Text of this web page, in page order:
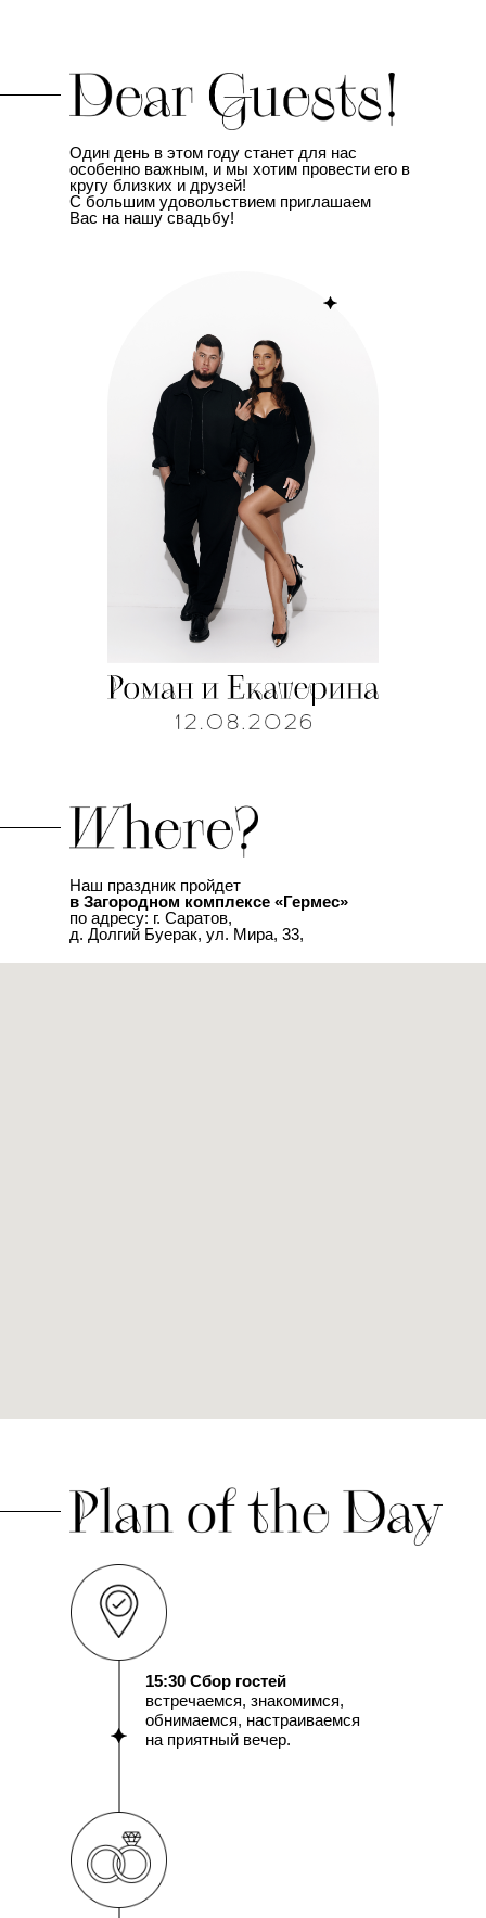
Один день в этом году станет для нас
особенно важным, и мы хотим провести его в
кругу близких и друзей!
С большим удовольствием приглашаем
Вас на нашу свадьбу!
Наш праздник пройдет
в Загородном комплексе «Гермес»
по адресу: г. Саратов,
д. Долгий Буерак, ул. Мира, 33,
15:30 Сбор гостей
встречаемся, знакомимся,
обнимаемся, настраиваемся
на приятный вечер.